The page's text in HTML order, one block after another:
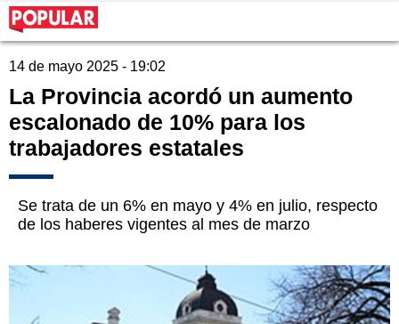
14 de mayo 2025 - 19:02
La Provincia acordó un aumento
escalonado de 10% para los
trabajadores estatales
Se trata de un 6% en mayo y 4% en julio, respecto
de los haberes vigentes al mes de marzo